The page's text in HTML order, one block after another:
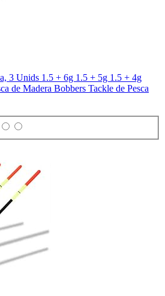
3 Unids 1.5 + 6g 1.5 + 5g 1.5 + 4g
de Madera Bobbers Tackle de Pesca